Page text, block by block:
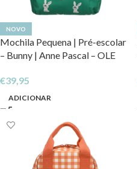
NOVO
Mochila Pequena | Pré-escolar
– Bunny | Anne Pascal – OLE
€39,95
ADICIONAR